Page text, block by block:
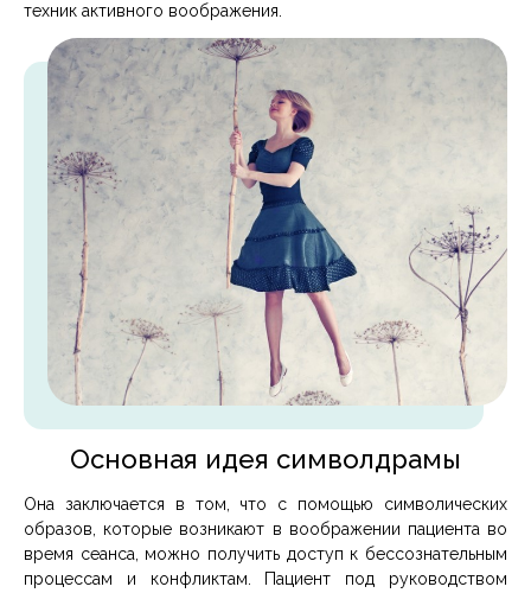
техник активного воображения.
Основная идея символдрамы
Она заключается в том, что с помощью символических
образов, которые возникают в воображении пациента во
время сеанса, можно получить доступ к бессознательным
процессам и конфликтам. Пациент под руководством